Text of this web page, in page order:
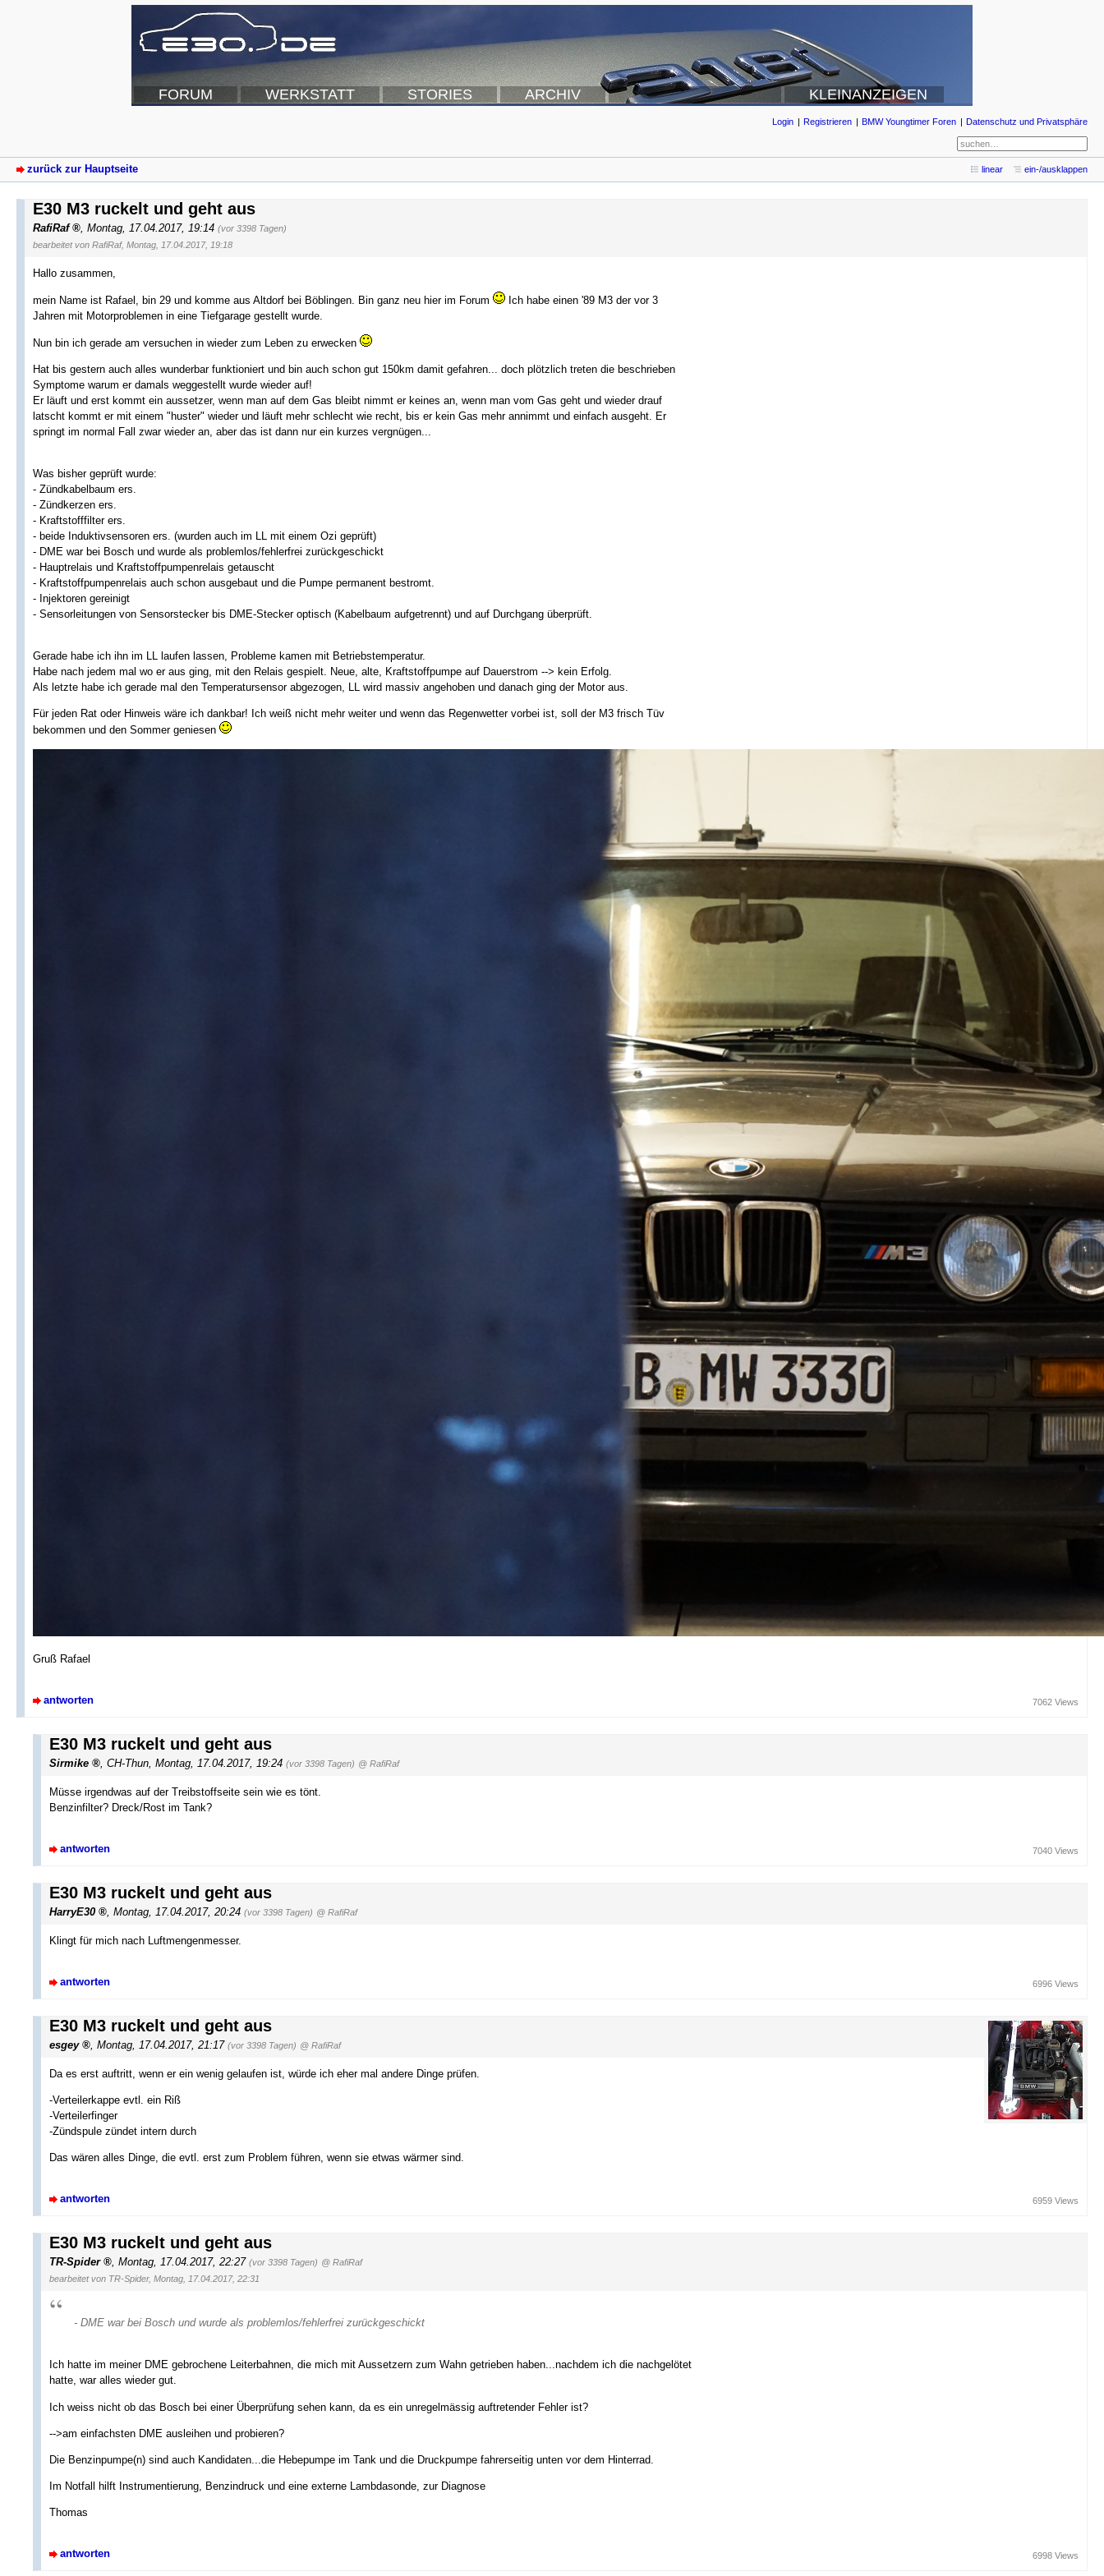
FORUM WERKSTATT STORIES ARCHIV KLEINANZEIGEN
Login Registrieren BMW Youngtimer Foren Datenschutz und Privatsphäre
zurück zur Hauptseite linear ein-/ausklappen
E30 M3 ruckelt und geht aus
RafiRaf Montag, 17.04.2017, 19:14 (vor 3398 Tagen)
bearbeitet von RafiRaf, Montag, 17.04.2017, 19:18
Hallo zusammen,
mein Name ist Rafael, bin 29 und komme aus Altdorf bei Böblingen. Bin ganz neu hier im Forum
Ich habe einen '89 M3 der vor 3
Jahren mit Motorproblemen in eine Tiefgarage gestellt wurde.
Nun bin ich gerade am versuchen in wieder zum Leben zu erwecken
Hat bis gestern auch alles wunderbar funktioniert und bin auch schon gut 150km damit gefahren... doch plötzlich treten die beschrieben
Symptome warum er damals weggestellt wurde wieder auf!
Er läuft und erst kommt ein aussetzer, wenn man auf dem Gas bleibt nimmt er keines an, wenn man vom Gas geht und wieder drauf
latscht kommt er mit einem "huster" wieder und läuft mehr schlecht wie recht, bis er kein Gas mehr annimmt und einfach ausgeht. Er
springt im normal Fall zwar wieder an, aber das ist dann nur ein kurzes vergnügen...
Was bisher geprüft wurde:
- Zündkabelbaum ers.
- Zündkerzen ers.
- Kraftstofffilter ers.
- beide Induktivsensoren ers. (wurden auch im LL mit einem Ozi geprüft)
- DME war bei Bosch und wurde als problemlos/fehlerfrei zurückgeschickt
- Hauptrelais und Kraftstoffpumpenrelais getauscht
- Kraftstoffpumpenrelais auch schon ausgebaut und die Pumpe permanent bestromt.
- Injektoren gereinigt
- Sensorleitungen von Sensorstecker bis DME-Stecker optisch (Kabelbaum aufgetrennt) und auf Durchgang überprüft.
Gerade habe ich ihn im LL laufen lassen, Probleme kamen mit Betriebstemperatur.
Habe nach jedem mal wo er aus ging, mit den Relais gespielt. Neue, alte, Kraftstoffpumpe auf Dauerstrom --> kein Erfolg.
Als letzte habe ich gerade mal den Temperatursensor abgezogen, LL wird massiv angehoben und danach ging der Motor aus.
Für jeden Rat oder Hinweis wäre ich dankbar! Ich weiß nicht mehr weiter und wenn das Regenwetter vorbei ist, soll der M3 frisch Tüv
bekommen und den Sommer geniesen
Gruß Rafael
antworten 7062 Views
E30 M3 ruckelt und geht aus
Sirmike CH-Thun Montag, 17.04.2017, 19:24 (vor 3398 Tagen) @ RafiRaf
Müsse irgendwas auf der Treibstoffseite sein wie es tönt.
Benzinfilter? Dreck/Rost im Tank?
antworten 7040 Views
E30 M3 ruckelt und geht aus
HarryE30 Montag, 17.04.2017, 20:24 (vor 3398 Tagen) @ RafiRaf
Klingt für mich nach Luftmengenmesser.
antworten 6996 Views
E30 M3 ruckelt und geht aus
esgey , Montag, 17.04.2017, 21:17 (vor 3398 Tagen) @ RafiRaf
Da es erst auftritt, wenn er ein wenig gelaufen ist, würde ich eher mal andere Dinge prüfen.
-Verteilerkappe evtl. ein Riß
-Verteilerfinger
-Zündspule zündet intern durch
Das wären alles Dinge, die evtl. erst zum Problem führen, wenn sie etwas wärmer sind.
antworten 6959 Views
E30 M3 ruckelt und geht aus
TR-Spider , Montag, 17.04.2017, 22:27 (vor 3398 Tagen) @ RafiRaf
bearbeitet von TR-Spider, Montag, 17.04.2017, 22:31
- DME war bei Bosch und wurde als problemlos/fehlerfrei zurückgeschickt
Ich hatte im meiner DME gebrochene Leiterbahnen, die mich mit Aussetzern zum Wahn getrieben haben...nachdem ich die nachgelötet
hatte, war alles wieder gut.
Ich weiss nicht ob das Bosch bei einer Überprüfung sehen kann, da es ein unregelmässig auftretender Fehler ist?
-->am einfachsten DME ausleihen und probieren?
Die Benzinpumpe(n) sind auch Kandidaten...die Hebepumpe im Tank und die Druckpumpe fahrerseitig unten vor dem Hinterrad.
Im Notfall hilft Instrumentierung, Benzindruck und eine externe Lambdasonde, zur Diagnose
Thomas
antworten 6998 Views